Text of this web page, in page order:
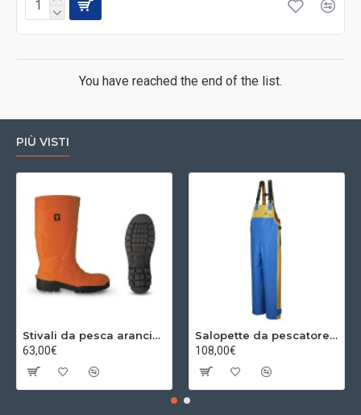
You have reached the end of the list.
PIÙ VISTI
Stivali da pesca arancioni
63,00€
Salopette da pescatore giallo/blu
108,00€